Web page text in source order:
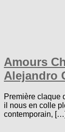
Amours
Alejandro
Première claque
il nous en colle
contemporain, […]